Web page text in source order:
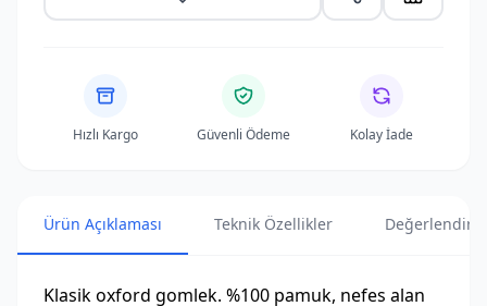
Hızlı Kargo Güvenli Ödeme Kolay İade
Ürün Açıklaması Teknik Özellikler
Klasik oxford gomlek. %100 pamuk, nefes alan